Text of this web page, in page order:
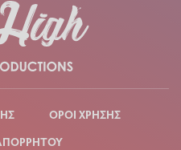
ΟΡΟΙ ΧΡΗΣΗΣ